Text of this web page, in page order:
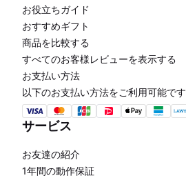
お役立ちガイド
おすすめギフト
商品を比較する
すべてのお客様レビューを表示する
お支払い方法
以下のお支払い方法をご利用可能です
サービス
お友達の紹介
1年間の動作保証